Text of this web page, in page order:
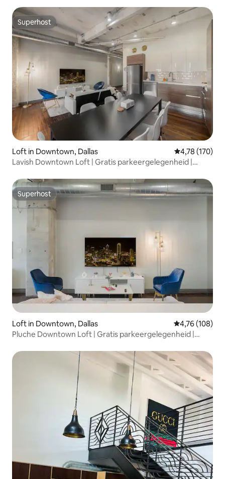
Superhost
Superhost
Loft in Downtown, Dallas Gemiddelde
4,78 (170)
Lavish Downtown Loft | Gratis parkeergelegenheid |
Superhost
Superhost
Loft in Downtown, Dallas Gemiddelde
4,76 (108)
Pluche Downtown Loft | Gratis parkeergelegenheid |